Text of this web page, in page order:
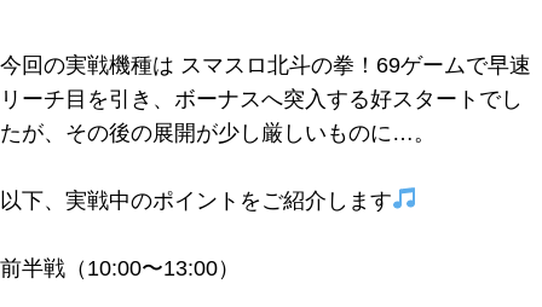
今回の実戦機種は スマスロ北斗の拳 ！69ゲームで早速
リーチ目を引き、ボーナスへ突入する好スタートでし
たが、その後の展開が少し厳しいものに…。
以下、実戦中のポイントをご紹介します
前半戦（10:00〜13:00）